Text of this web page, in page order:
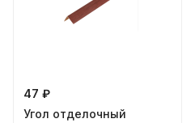
47 ₽
Угол отделочный